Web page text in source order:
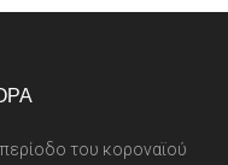
του κοροναϊού